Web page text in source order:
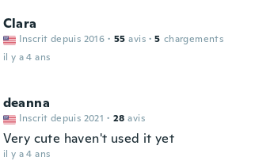
Clara
Inscrit depuis 2016 · 55 avis · 5 chargements
il y a 4 ans
deanna
Inscrit depuis 2021 · 28 avis
Very cute haven't used it yet
il y a 4 ans